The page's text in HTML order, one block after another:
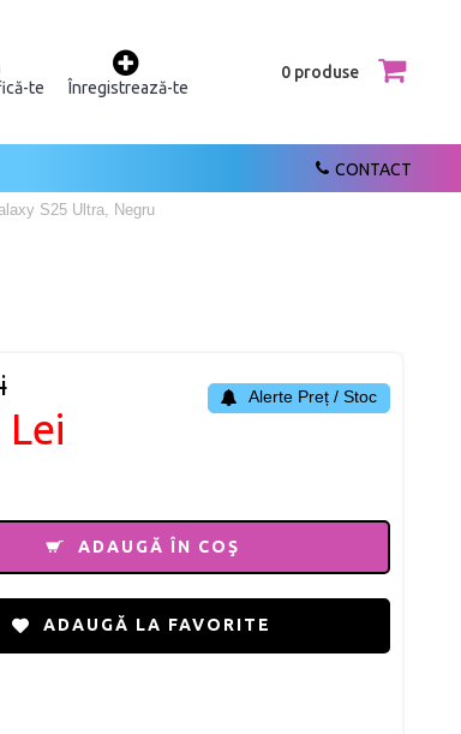
te Înregistrează-te
0 produse
CONTACT
S25 Ultra, Negru
Alerte Preț / Stoc
ADAUGĂ ÎN COŞ
ADAUGĂ LA FAVORITE